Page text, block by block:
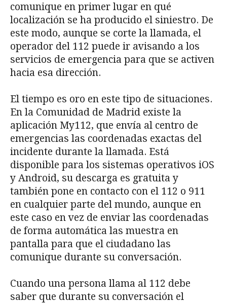
comunique en primer lugar en qué
localización se ha producido el siniestro. De
este modo, aunque se corte la llamada, el
operador del 112 puede ir avisando a los
servicios de emergencia para que se activen
hacia esa dirección.
El tiempo es oro en este tipo de situaciones.
En la Comunidad de Madrid existe la
aplicación My112, que envía al centro de
emergencias las coordenadas exactas del
incidente durante la llamada. Está
disponible para los sistemas operativos iOS
y Android, su descarga es gratuita y
también pone en contacto con el 112 o 911
en cualquier parte del mundo, aunque en
este caso en vez de enviar las coordenadas
de forma automática las muestra en
pantalla para que el ciudadano las
comunique durante su conversación.
Cuando una persona llama al 112 debe
saber que durante su conversación el